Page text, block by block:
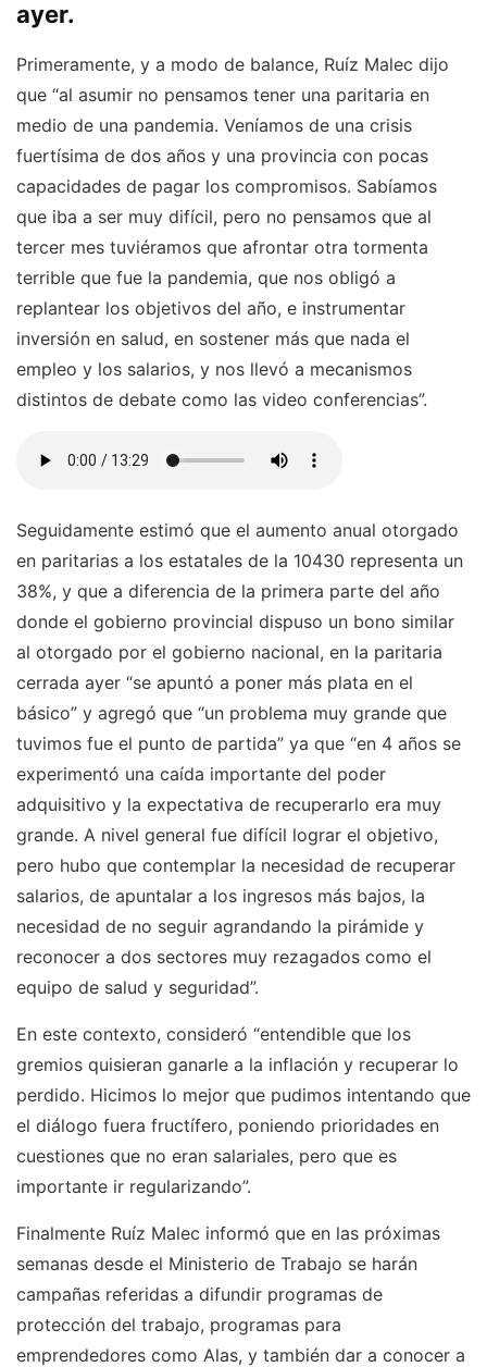
ayer.
Primeramente, y a modo de balance, Ruíz Malec dijo
que “al asumir no pensamos tener una paritaria en
medio de una pandemia. Veníamos de una crisis
fuertísima de dos años y una provincia con pocas
capacidades de pagar los compromisos. Sabíamos
que iba a ser muy difícil, pero no pensamos que al
tercer mes tuviéramos que afrontar otra tormenta
terrible que fue la pandemia, que nos obligó a
replantear los objetivos del año, e instrumentar
inversión en salud, en sostener más que nada el
empleo y los salarios, y nos llevó a mecanismos
distintos de debate como las video conferencias”.
Seguidamente estimó que el aumento anual otorgado
en paritarias a los estatales de la 10430 representa un
38%, y que a diferencia de la primera parte del año
donde el gobierno provincial dispuso un bono similar
al otorgado por el gobierno nacional, en la paritaria
cerrada ayer “se apuntó a poner más plata en el
básico” y agregó que “un problema muy grande que
tuvimos fue el punto de partida” ya que “en 4 años se
experimentó una caída importante del poder
adquisitivo y la expectativa de recuperarlo era muy
grande. A nivel general fue difícil lograr el objetivo,
pero hubo que contemplar la necesidad de recuperar
salarios, de apuntalar a los ingresos más bajos, la
necesidad de no seguir agrandando la pirámide y
reconocer a dos sectores muy rezagados como el
equipo de salud y seguridad”.
En este contexto, consideró “entendible que los
gremios quisieran ganarle a la inflación y recuperar lo
perdido. Hicimos lo mejor que pudimos intentando que
el diálogo fuera fructífero, poniendo prioridades en
cuestiones que no eran salariales, pero que es
importante ir regularizando”.
Finalmente Ruíz Malec informó que en las próximas
semanas desde el Ministerio de Trabajo se harán
campañas referidas a difundir programas de
protección del trabajo, programas para
emprendedores como Alas, y también dar a conocer a